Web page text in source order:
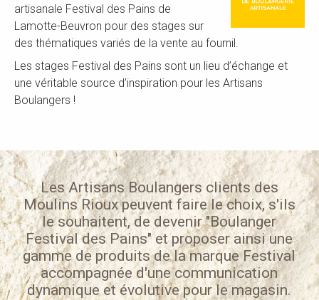
artisanale Festival des Pains de
Lamotte-Beuvron pour des stages sur
des thématiques variés de la vente au fournil.
Les stages Festival des Pains sont un lieu d’échange et
une véritable source d’inspiration pour les Artisans
Boulangers !
Les Artisans Boulangers clients des
MoulinsRiouxpeuvent faire le choix, s'ils
le souhaitent, de devenir "Boulanger
Festival des Pains" etproposer ainsiune
gamme de produits de la marque Festival
accompagnée d'une communication
dynamique et évolutive pour le magasin.